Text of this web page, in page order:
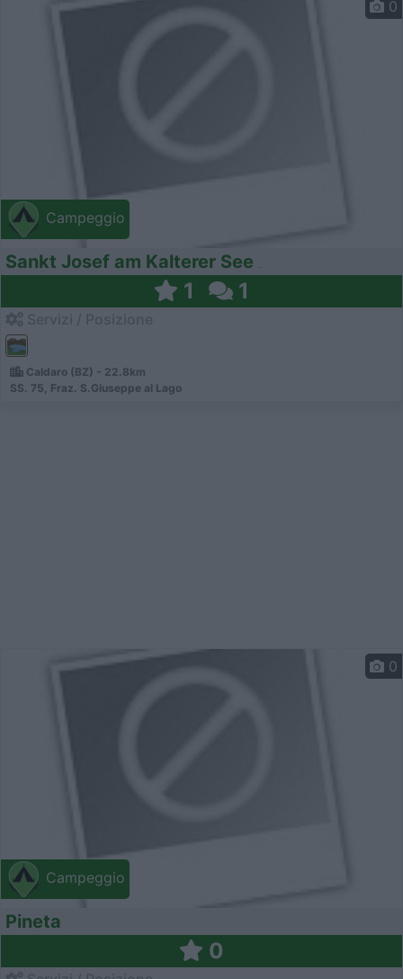
Campeggio
0
Sankt Josef am Kalterer See
1 1
Caldaro (BZ) - 22.8km
SS. 75, Fraz. S.Giuseppe al Lago
Campeggio
0
Pineta
0